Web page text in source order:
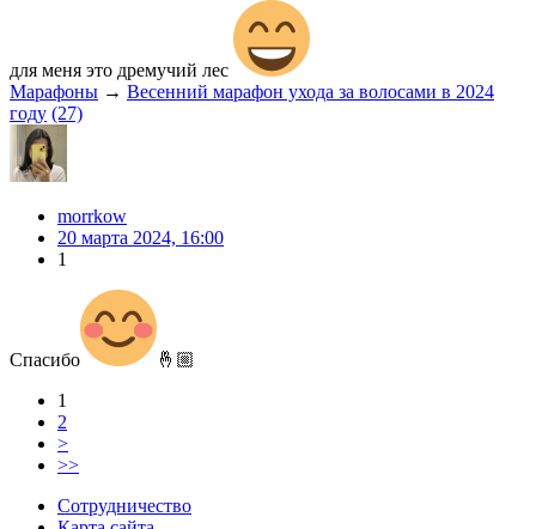
для меня это дремучий лес
Марафоны → Весенний марафон ухода за волосами в 2024
году (27)
morrkow
20 марта 2024, 16:00
1
Спасибо
🤞🏼
1
2
>
>>
Сотрудничество